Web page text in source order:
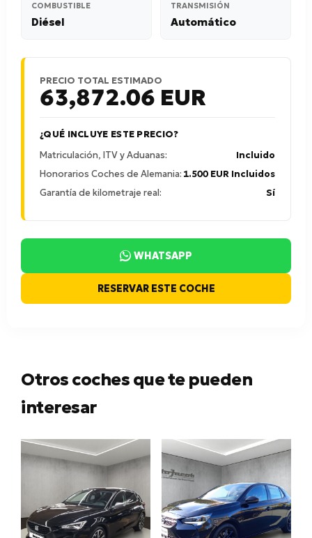
COMBUSTIBLE
Diésel
TRANSMISIÓN
Automático
PRECIO TOTAL ESTIMADO
63,872.06 EUR
¿QUÉ INCLUYE ESTE PRECIO?
Matriculación, ITV y Aduanas:
Incluido
Honorarios Coches de Alemania: 1.500 EUR Incluidos
Garantía de kilometraje real:
Sí
WHATSAPP
RESERVAR ESTE COCHE
Otros coches que te pueden
interesar